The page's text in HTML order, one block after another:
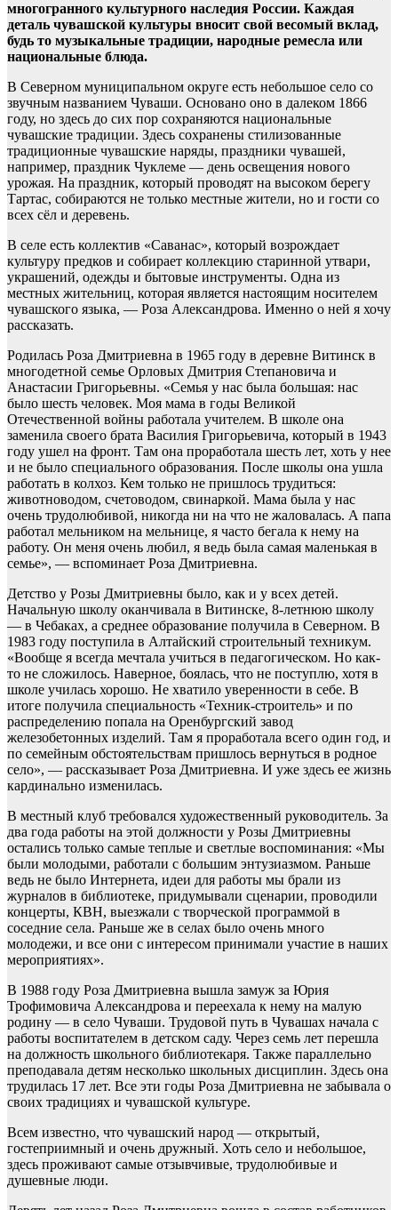
многогранного культурного наследия России. Каждая
деталь чувашской культуры вносит свой весомый вклад,
будь то музыкальные традиции, народные ремесла или
национальные блюда.
В Северном муниципальном округе есть небольшое село со
звучным названием Чуваши. Основано оно в далеком 1866
году, но здесь до сих пор сохраняются национальные
чувашские традиции. Здесь сохранены стилизованные
традиционные чувашские наряды, праздники чувашей,
например, праздник Чуклеме — день освещения нового
урожая. На праздник, который проводят на высоком берегу
Тартас, собираются не только местные жители, но и гости со
всех сёл и деревень.
В селе есть коллектив «Саванас», который возрождает
культуру предков и собирает коллекцию старинной утвари,
украшений, одежды и бытовые инструменты. Одна из
местных жительниц, которая является настоящим носителем
чувашского языка, — Роза Александрова. Именно о ней я хочу
рассказать.
Родилась Роза Дмитриевна в 1965 году в деревне Витинск в
многодетной семье Орловых Дмитрия Степановича и
Анастасии Григорьевны. «Семья у нас была большая: нас
было шесть человек. Моя мама в годы Великой
Отечественной войны работала учителем. В школе она
заменила своего брата Василия Григорьевича, который в 1943
году ушел на фронт. Там она проработала шесть лет, хоть у нее
и не было специального образования. После школы она ушла
работать в колхоз. Кем только не пришлось трудиться:
животноводом, счетоводом, свинаркой. Мама была у нас
очень трудолюбивой, никогда ни на что не жаловалась. А папа
работал мельником на мельнице, я часто бегала к нему на
работу. Он меня очень любил, я ведь была самая маленькая в
семье», — вспоминает Роза Дмитриевна.
Детство у Розы Дмитриевны было, как и у всех детей.
Начальную школу оканчивала в Витинске, 8-летнюю школу
— в Чебаках, а среднее образование получила в Северном. В
1983 году поступила в Алтайский строительный техникум.
«Вообще я всегда мечтала учиться в педагогическом. Но как-
то не сложилось. Наверное, боялась, что не поступлю, хотя в
школе училась хорошо. Не хватило уверенности в себе. В
итоге получила специальность «Техник-строитель» и по
распределению попала на Оренбургский завод
железобетонных изделий. Там я проработала всего один год, и
по семейным обстоятельствам пришлось вернуться в родное
село», — рассказывает Роза Дмитриевна. И уже здесь ее жизнь
кардинально изменилась.
В местный клуб требовался художественный руководитель. За
два года работы на этой должности у Розы Дмитриевны
остались только самые теплые и светлые воспоминания: «Мы
были молодыми, работали с большим энтузиазмом. Раньше
ведь не было Интернета, идеи для работы мы брали из
журналов в библиотеке, придумывали сценарии, проводили
концерты, КВН, выезжали с творческой программой в
соседние села. Раньше же в селах было очень много
молодежи, и все они с интересом принимали участие в наших
мероприятиях».
В 1988 году Роза Дмитриевна вышла замуж за Юрия
Трофимовича Александрова и переехала к нему на малую
родину — в село Чуваши. Трудовой путь в Чувашах начала с
работы воспитателем в детском саду. Через семь лет перешла
на должность школьного библиотекаря. Также параллельно
преподавала детям несколько школьных дисциплин. Здесь она
трудилась 17 лет. Все эти годы Роза Дмитриевна не забывала о
своих традициях и чувашской культуре.
Всем известно, что чувашский народ — открытый,
гостеприимный и очень дружный. Хоть село и небольшое,
здесь проживают самые отзывчивые, трудолюбивые и
душевные люди.